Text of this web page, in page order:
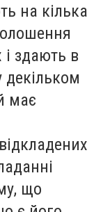
на кілька
і здають в
декільком
має
що